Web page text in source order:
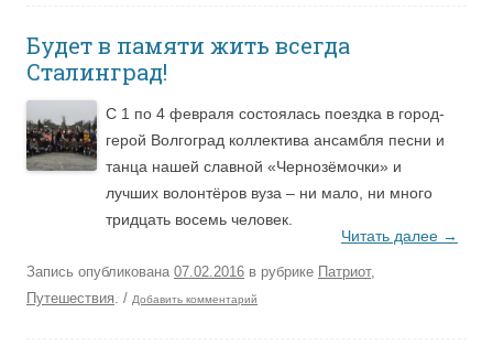
Будет в памяти жить всегда
Сталинград!
С 1 по 4 февраля состоялась поездка в город-
герой Волгоград коллектива ансамбля песни и
танца нашей славной «Чернозёмочки» и
лучших волонтёров вуза – ни мало, ни много
тридцать восемь человек.
Читать далее →
Запись опубликована 07.02.2016 в рубрике Патриот,
Путешествия. / Добавить комментарий